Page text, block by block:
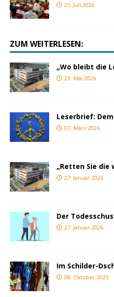
25. Juli 2026
ZUM WEITERLESEN:
„Wo bleibt die
23. Mai 2026
Leserbrief:
07. März 2026
„Retten Sie die
27. Januar 2026
Der
27. Januar 2026
Im Schilder-
08. Oktober 2025